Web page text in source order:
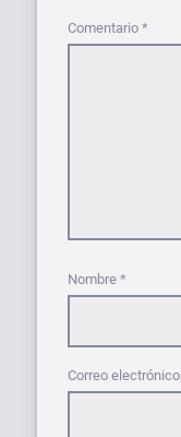
Comentario *
Nombre *
Correo electrónico